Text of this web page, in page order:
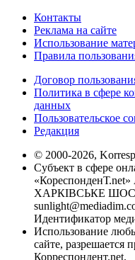
Контакты
Реклама на сайте
Использование
Правила
Договор
Политика в сфере
данных
Пользовательское
Редакция
© 2000-2026,
Субъект в сфере
«КореспонденТ.net»
ХАРКІВСЬКЕ ШОСЕ,
Идентификатор
Использование
сайте, разрешается
Корреспондент.net.